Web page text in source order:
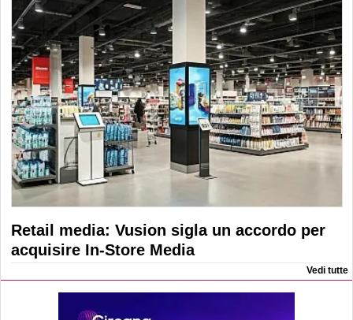
Retail media: Vusion sigla un accordo per
acquisire In-Store Media
Vedi tutte